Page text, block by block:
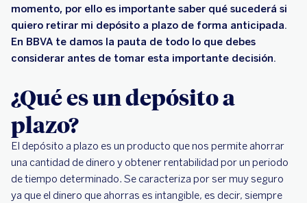
momento, por ello es importante saber qué sucederá si
quiero retirar mi depósito a plazo de forma anticipada.
En BBVA te damos la pauta de todo lo que debes
considerar antes de tomar esta importante decisión.
¿Qué es un depósito a
plazo?
El depósito a plazo es un producto que nos permite ahorrar
una cantidad de dinero y obtener rentabilidad por un periodo
de tiempo determinado. Se caracteriza por ser muy seguro
ya que el dinero que ahorras es intangible, es decir, siempre